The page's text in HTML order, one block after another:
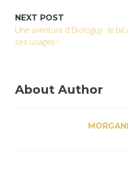
NEXT POST
Une aventure d'Ekologuy : le
ses usages !
About Author